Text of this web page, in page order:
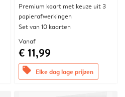
Premium kaart met keuze uit 3
papierafwerkingen
Set van 10 kaarten
Vanaf
€ 11,99
offers Elke dag lage prijzen